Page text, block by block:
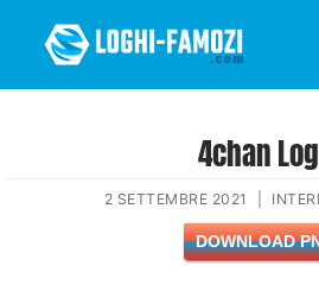
4chan
2 SETTEMBRE 2021
DOWNLOAD